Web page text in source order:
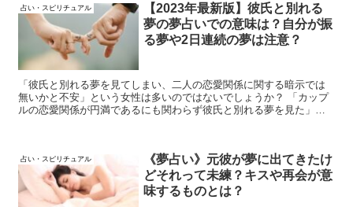
占い・スピリチュアル
【2023年最新版】彼氏と別れる
夢の夢占いでの意味は？自分が振
る夢や2日連続の夢は注意？
「彼氏と別れる夢を見てしまい、二人の恋愛関係に関する暗示では
無いかと不安」という女性は多いのではないでしょうか？ 「カップ
ルの恋愛関係が円満であるにも関わらず彼氏と別れる夢を見た」
す。 彼氏を自分から振る形で別れたというケースや、2日連続で彼氏
と別れる夢を見たという特殊なパターンを解説していきますので是
非ご参考下さい。
占い・スピリチュアル
《夢占い》元彼が夢に出てきたけ
どそれって未練？キスや再会が意
味するものとは？